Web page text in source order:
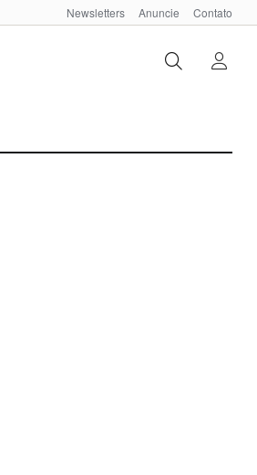
Newsletters Anuncie Contato